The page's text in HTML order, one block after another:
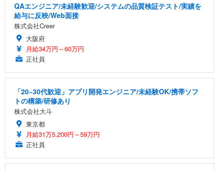
QAエンジニア/未経験歓迎/システムの品質検証テスト/実績を
給与に反映/Web面接
株式会社Creer
大阪府
月給34万円～60万円
正社員
「20~30代歓迎」アプリ開発エンジニア/未経験OK/携帯ソフ
トの構築/研修あり
株式会社大斗
東京都
月給31万5,200円～59万円
正社員